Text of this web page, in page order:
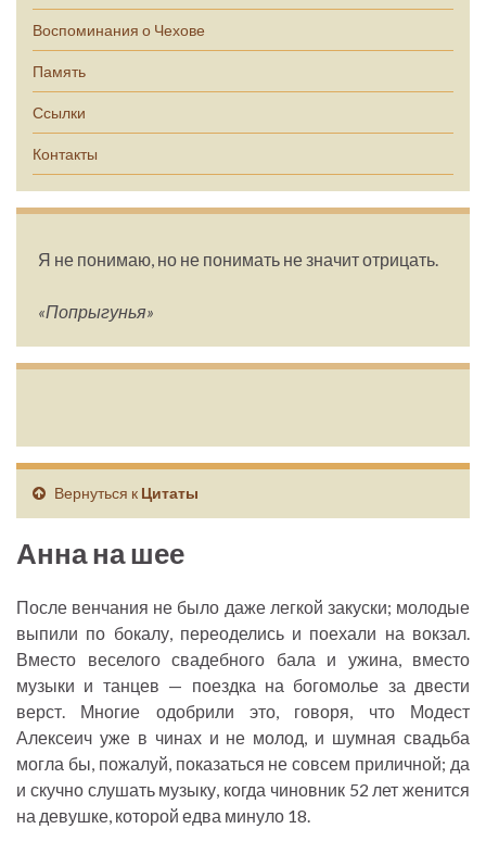
Воспоминания о Чехове
Память
Ссылки
Контакты
Я не понимаю, но не понимать не значит отрицать.
«Попрыгунья»
Вернуться к Цитаты
Анна на шее
После венчания не было даже легкой закуски; молодые
выпили по бокалу, переоделись и поехали на вокзал.
Вместо веселого свадебного бала и ужина, вместо
музыки и танцев — поездка на богомолье за двести
верст. Многие одобрили это, говоря, что Модест
Алексеич уже в чинах и не молод, и шумная свадьба
могла бы, пожалуй, показаться не совсем приличной; да
и скучно слушать музыку, когда чиновник 52 лет женится
на девушке, которой едва минуло 18.